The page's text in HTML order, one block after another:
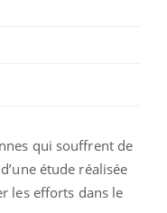
qui souffrent de
étude réalisée
les efforts dans le